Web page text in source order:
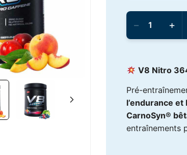
quantité
de
-
364g
− +
V8 Nitro
Pré-
l’endurance
CarnoSyn®
entraînements